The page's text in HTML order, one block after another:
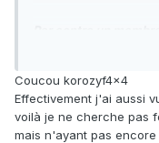
qu'il avait ramasser
à jaunâtre mais
des PO peut-être
de te renseigné sur
Coucou korozyf4x4
Effectivement j'ai aussi
voilà je ne cherche pas
mais n'ayant pas